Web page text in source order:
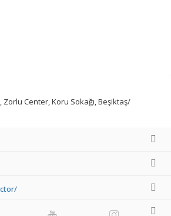
Zorlu Center, Koru Sokağı, Beşiktaş/